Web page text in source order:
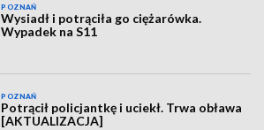
POZNAŃ
Wysiadł i potrąciła go ciężarówka.
Wypadek na S11
POZNAŃ
Potrącił policjantkę i uciekł. Trwa obława
[AKTUALIZACJA]